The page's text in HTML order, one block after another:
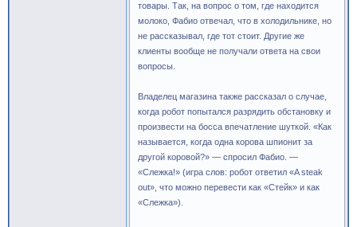
товары. Так, на вопрос о том, где находится
молоко, Фабио отвечал, что в холодильнике, но
не рассказывал, где тот стоит. Другие же
клиенты вообще не получали ответа на свои
вопросы.
Владелец магазина также рассказал о случае,
когда робот попытался разрядить обстановку и
произвести на босса впечатление шуткой. «Как
называется, когда одна корова шпионит за
другой коровой?» — спросил Фабио. —
«Слежка!» (игра слов: робот ответил «A steak
out», что можно перевести как «Стейк» и как
«Слежка»).